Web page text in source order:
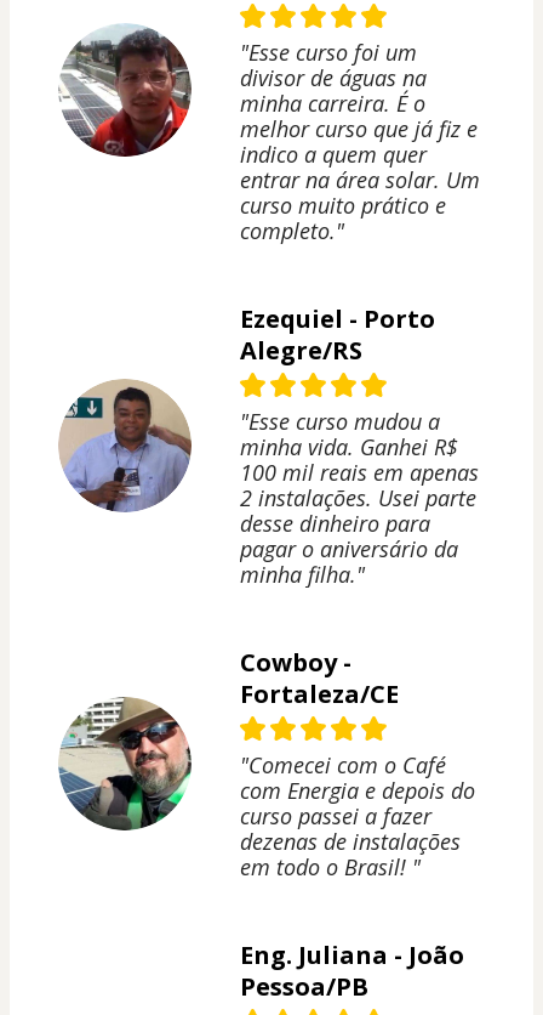
"Esse curso foi um
divisor de águas na
minha carreira. É o
melhor curso que já fiz e
indico a quem quer
entrar na área solar. Um
curso muito prático e
completo."
Ezequiel - Porto
Alegre/RS
"Esse curso mudou a
minha vida. Ganhei R$
100 mil reais em apenas
2 instalações. Usei parte
desse dinheiro para
pagar o aniversário da
minha filha."
Cowboy -
Fortaleza/CE
"Comecei com o Café
com Energia e depois do
curso passei a fazer
dezenas de instalações
em todo o Brasil! "
Eng. Juliana - João
Pessoa/PB